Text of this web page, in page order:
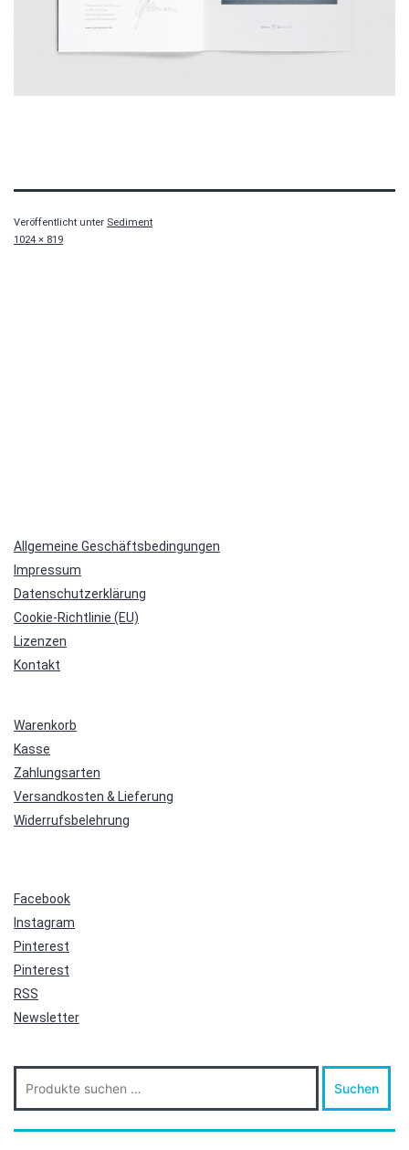
Veröffentlicht unter Sediment
Originalgröße
1024 × 819
Allgemeine Geschäftsbedingungen
Impressum
Datenschutzerklärung
Cookie-Richtlinie (EU)
Lizenzen
Kontakt
Warenkorb
Kasse
Zahlungsarten
Versandkosten & Lieferung
Widerrufsbelehrung
Facebook
Instagram
Pinterest
Pinterest
RSS
Newsletter
Suche
nach:
Suchen